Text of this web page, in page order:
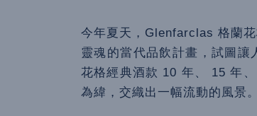
今年夏天，Glenfarclas 格蘭
靈魂的當代品飲計畫，試圖
花格經典酒款 10 年、 15 年
為緯，交織出一幅流動的風景。